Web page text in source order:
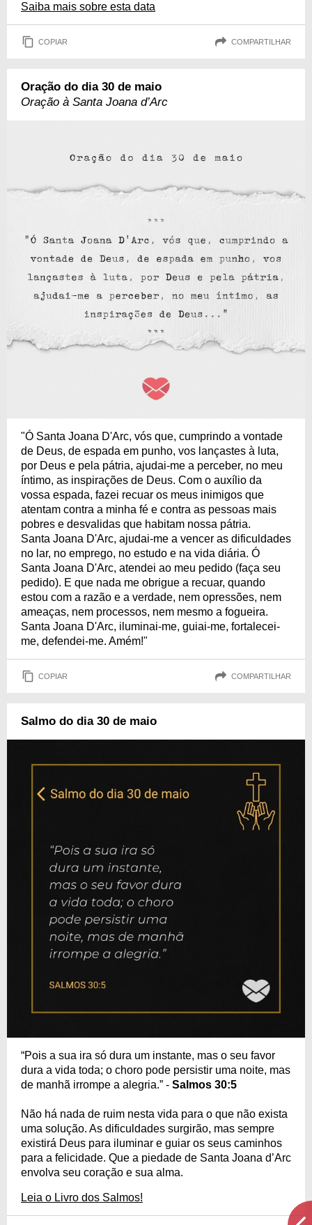
Saiba mais sobre esta data
COPIAR COMPARTILHAR
Oração do dia 30 de maio
Oração à Santa Joana d’Arc
"Ó Santa Joana D'Arc, vós que, cumprindo a vontade
de Deus, de espada em punho, vos lançastes à luta,
por Deus e pela pátria, ajudai-me a perceber, no meu
íntimo, as inspirações de Deus. Com o auxílio da
vossa espada, fazei recuar os meus inimigos que
atentam contra a minha fé e contra as pessoas mais
pobres e desvalidas que habitam nossa pátria.
Santa Joana D'Arc, ajudai-me a vencer as dificuldades
no lar, no emprego, no estudo e na vida diária. Ó
Santa Joana D'Arc, atendei ao meu pedido (faça seu
pedido). E que nada me obrigue a recuar, quando
estou com a razão e a verdade, nem opressões, nem
ameaças, nem processos, nem mesmo a fogueira.
Santa Joana D'Arc, iluminai-me, guiai-me, fortalecei-
me, defendei-me. Amém!"
COPIAR COMPARTILHAR
Salmo do dia 30 de maio
“Pois a sua ira só dura um instante, mas o seu favor
dura a vida toda; o choro pode persistir uma noite, mas
de manhã irrompe a alegria.” - Salmos 30:5
Não há nada de ruim nesta vida para o que não exista
uma solução. As dificuldades surgirão, mas sempre
existirá Deus para iluminar e guiar os seus caminhos
para a felicidade. Que a piedade de Santa Joana d’Arc
envolva seu coração e sua alma.
Leia o Livro dos Salmos!